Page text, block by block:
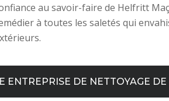
au savoir-faire de Helfritt
à toutes les saletés qui
ENTREPRISE DE NETTOYAGE DE